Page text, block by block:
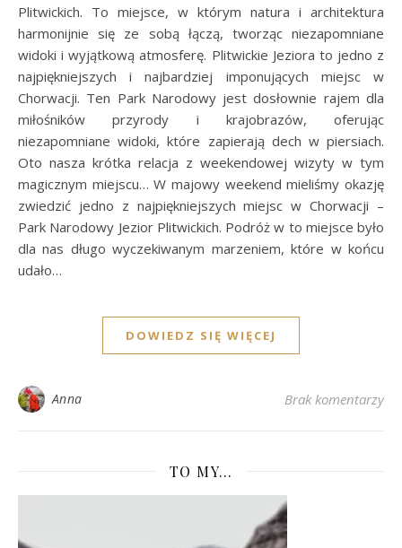
Plitwickich. To miejsce, w którym natura i architektura
harmonijnie się ze sobą łączą, tworząc niezapomniane
widoki i wyjątkową atmosferę. Plitwickie Jeziora to jedno z
najpiękniejszych i najbardziej imponujących miejsc w
Chorwacji. Ten Park Narodowy jest dosłownie rajem dla
miłośników przyrody i krajobrazów, oferując
niezapomniane widoki, które zapierają dech w piersiach.
Oto nasza krótka relacja z weekendowej wizyty w tym
magicznym miejscu… W majowy weekend mieliśmy okazję
zwiedzić jedno z najpiękniejszych miejsc w Chorwacji –
Park Narodowy Jezior Plitwickich. Podróż w to miejsce było
dla nas długo wyczekiwanym marzeniem, które w końcu
udało…
DOWIEDZ SIĘ WIĘCEJ
Anna Brak komentarzy
TO MY…